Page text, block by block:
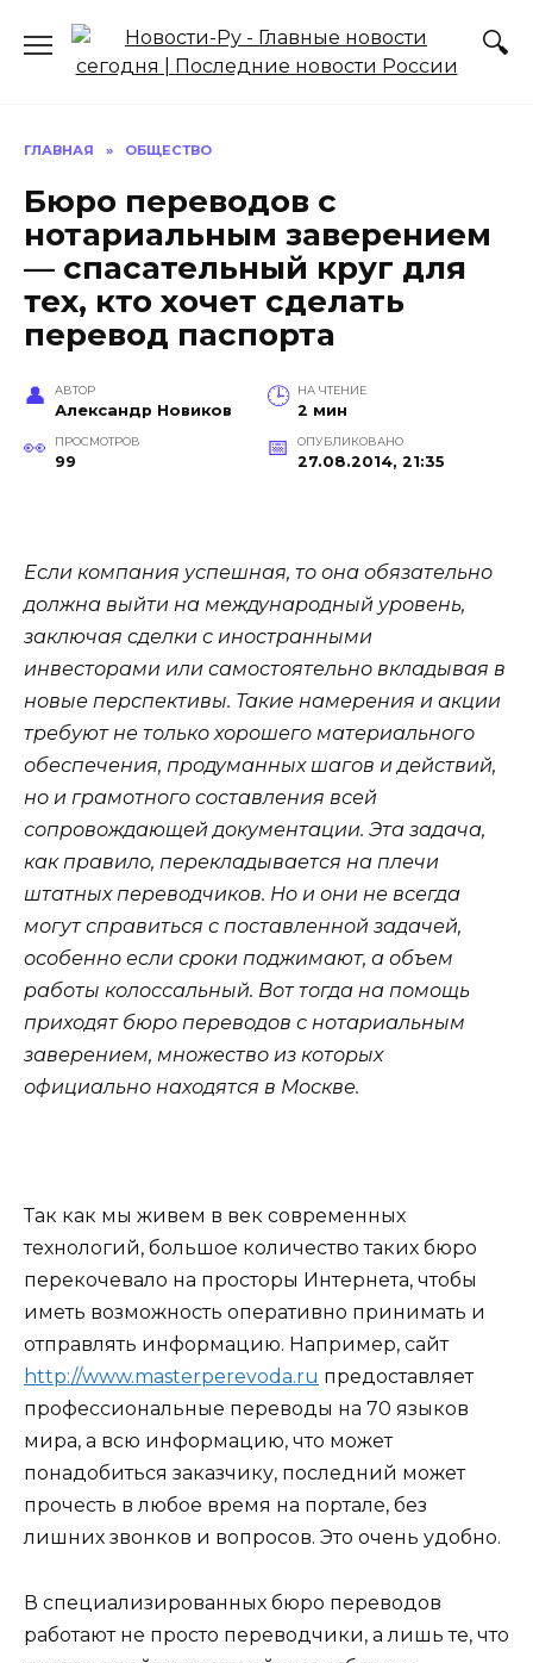
содержанию
ГЛАВНАЯ » ОБЩЕСТВО
Бюро переводов с
нотариальным заверением
— спасательный круг для
тех, кто хочет сделать
перевод паспорта
АВТОР
Александр Новиков
НА ЧТЕНИЕ
2 мин
ПРОСМОТРОВ
99
ОПУБЛИКОВАНО
27.08.2014, 21:35
Если компания успешная, то она обязательно
должна выйти на международный уровень,
заключая сделки с иностранными
инвесторами или самостоятельно вкладывая в
новые перспективы. Такие намерения и акции
требуют не только хорошего материального
обеспечения, продуманных шагов и действий,
но и грамотного составления всей
сопровождающей документации. Эта задача,
как правило, перекладывается на плечи
штатных переводчиков. Но и они не всегда
могут справиться с поставленной задачей,
особенно если сроки поджимают, а объем
работы колоссальный. Вот тогда на помощь
приходят бюро переводов с нотариальным
заверением, множество из которых
официально находятся в Москве.
Так как мы живем в век современных
технологий, большое количество таких бюро
перекочевало на просторы Интернета, чтобы
иметь возможность оперативно принимать и
отправлять информацию. Например, сайт
http://www.masterperevoda.ru предоставляет
профессиональные переводы на 70 языков
мира, а всю информацию, что может
понадобиться заказчику, последний может
прочесть в любое время на портале, без
лишних звонков и вопросов. Это очень удобно.
В специализированных бюро переводов
работают не просто переводчики, а лишь те, что